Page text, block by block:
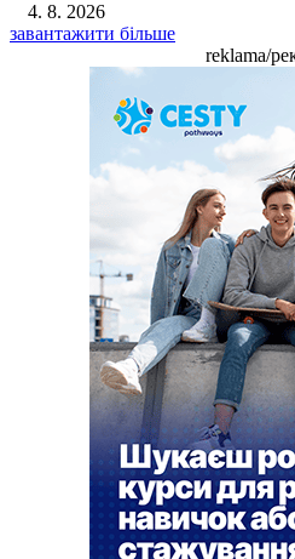
4. 8. 2026
завантажити більше
reklama/